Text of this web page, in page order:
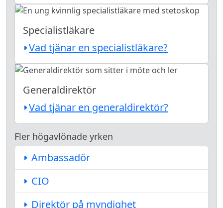
Specialistläkare
Vad tjänar en specialistläkare?
Generaldirektör
Vad tjänar en generaldirektör?
Fler högavlönade yrken
Ambassadör
CIO
Direktör på myndighet